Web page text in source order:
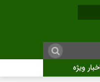
ویژهنمایشگاه آثار هنری ویژه